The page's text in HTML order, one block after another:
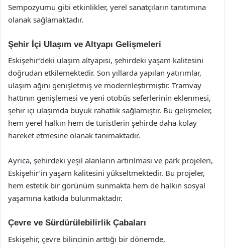
Sempozyumu gibi etkinlikler, yerel sanatçıların tanıtımına
olanak sağlamaktadır.
Şehir İçi Ulaşım ve Altyapı Gelişmeleri
Eskişehir’deki ulaşım altyapısı, şehirdeki yaşam kalitesini
doğrudan etkilemektedir. Son yıllarda yapılan yatırımlar,
ulaşım ağını genişletmiş ve modernleştirmiştir. Tramvay
hattının genişlemesi ve yeni otobüs seferlerinin eklenmesi,
şehir içi ulaşımda büyük rahatlık sağlamıştır. Bu gelişmeler,
hem yerel halkın hem de turistlerin şehirde daha kolay
hareket etmesine olanak tanımaktadır.
Ayrıca, şehirdeki yeşil alanların artırılması ve park projeleri,
Eskişehir’in yaşam kalitesini yükseltmektedir. Bu projeler,
hem estetik bir görünüm sunmakta hem de halkın sosyal
yaşamına katkıda bulunmaktadır.
Çevre ve Sürdürülebilirlik Çabaları
Eskişehir, çevre bilincinin arttığı bir dönemde,